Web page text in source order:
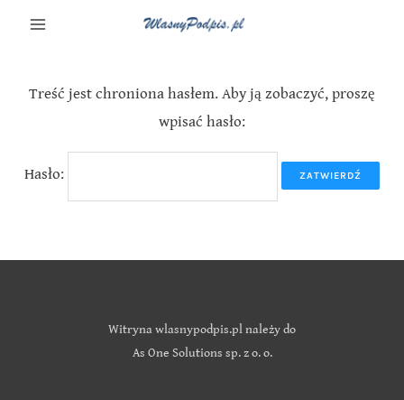
Treść jest chroniona hasłem. Aby ją zobaczyć, proszę
wpisać hasło:
Hasło:
Witryna wlasnypodpis.pl należy do
As One Solutions sp. z o. o.